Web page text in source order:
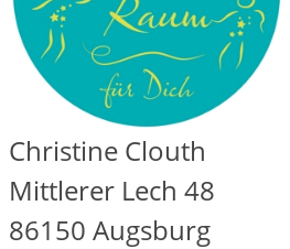
Christine Clouth
Mittlerer Lech 48
86150 Augsburg